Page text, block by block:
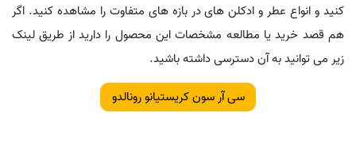
کنید و انواع عطر و ادکلن های در بازه های متفاوت را مشاهده کنید. اگر
هم قصد خرید یا مطالعه مشخصات این محصول را دارید از طریق لینک
زیر می توانید به آن دسترسی داشته باشید.
سی آر سون کریستیانو رونالدو